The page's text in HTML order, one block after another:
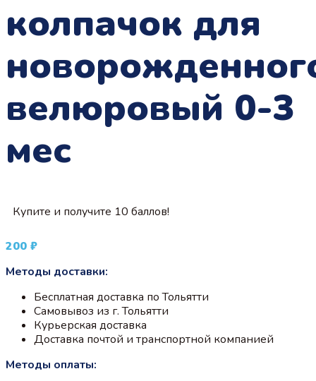
колпачок для
велюровый 0-3
мес
Купите и получите 10 баллов!
200 ₽
Методы доставки:
Бесплатная доставка по Тольятти
Самовывоз из г. Тольятти
Курьерская доставка
Доставка почтой и транспортной компанией
Методы оплаты: